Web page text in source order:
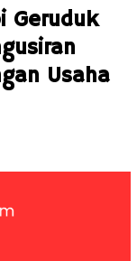
Geruduk
Usaha